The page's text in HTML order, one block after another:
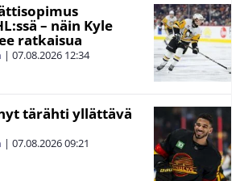
– näin Kyle
ratkaisua
| 07.08.2026 12:34
tärähti yllättävä
| 07.08.202609:21